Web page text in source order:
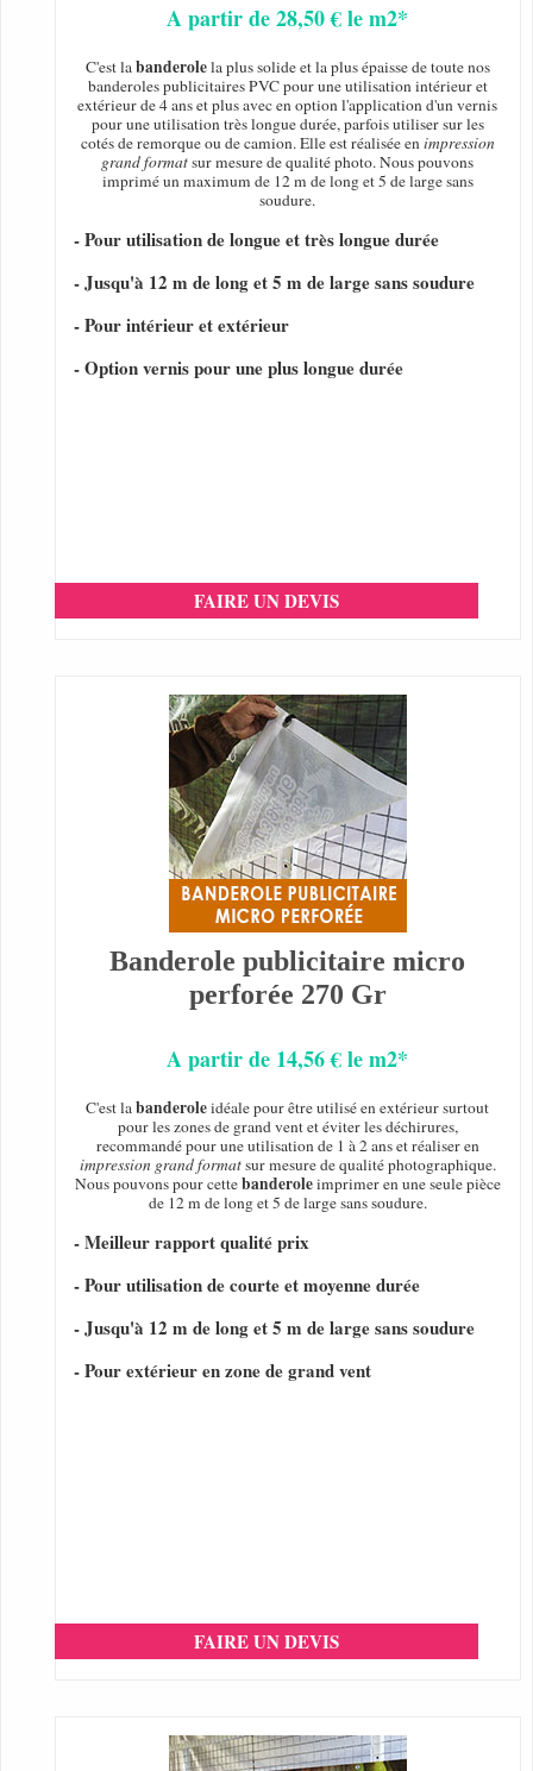
A partir de 28,50 € le m2*
C'est labanderolela plus solide et la plus épaisse de toute nos
banderoles publicitaires PVC pour une utilisation intérieur et
extérieur de 4 ans et plus avec en option l'application d'un vernis
pour une utilisation très longue durée, parfois utiliser sur les
cotés de remorque ou de camion. Elle est réalisée enimpression
grand formatsur mesure de qualité photo. Nous pouvons
imprimé un maximum de 12 m de long et 5 de large sans
soudure.
- Pour utilisation de longue et très longue durée
- Jusqu'à 12 m de long et 5 m de large sans soudure
- Pour intérieur et extérieur
- Option vernis pour une plus longue durée
FAIRE UN DEVIS
Banderole publicitaire micro
perforée 270 Gr
A partir de 14,56 € le m2*
C'est labanderoleidéale pour être utilisé en extérieur surtout
pour les zones de grand vent et éviter les déchirures,
recommandé pour une utilisation de 1 à 2 ans et réaliser en
impression grand formatsur mesure de qualité photographique.
Nous pouvons pour cettebanderoleimprimer en une seule pièce
de 12 m de long et 5 de large sans soudure.
- Meilleur rapport qualité prix
- Pour utilisation de courte et moyenne durée
- Jusqu'à 12 m de long et 5 m de large sans soudure
- Pour extérieur en zone de grand vent
FAIRE UN DEVIS